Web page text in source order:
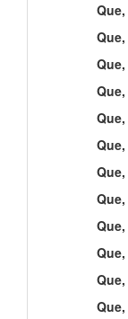
Que,
Que,
Que,
Que,
Que,
Que,
Que,
Que,
Que,
Que,
Que,
Que,